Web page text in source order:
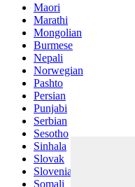
Maori
Marathi
Mongolian
Burmese
Nepali
Norwegian
Pashto
Persian
Punjabi
Serbian
Sesotho
Sinhala
Slovak
Slovenian
Somali